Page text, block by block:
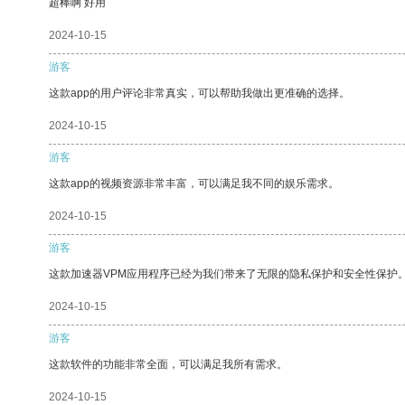
超棒啊 好用
2024-10-15
游客
这款app的用户评论非常真实，可以帮助我做出更准确的选择。
2024-10-15
游客
这款app的视频资源非常丰富，可以满足我不同的娱乐需求。
2024-10-15
游客
这款加速器VPM应用程序已经为我们带来了无限的隐私保护和安全性保护
2024-10-15
游客
这款软件的功能非常全面，可以满足我所有需求。
2024-10-15